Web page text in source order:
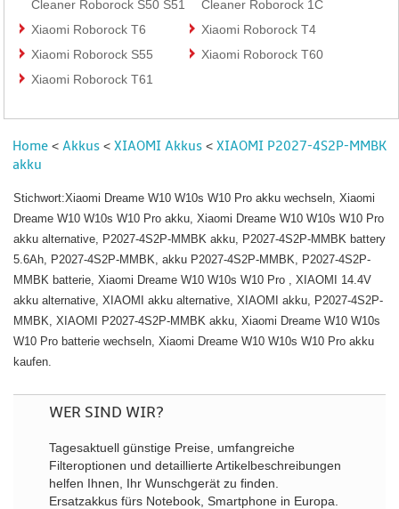
Cleaner Roborock S50 S51
Cleaner Roborock 1C
Xiaomi Roborock T6
Xiaomi Roborock T4
Xiaomi Roborock S55
Xiaomi Roborock T60
Xiaomi Roborock T61
Home < Akkus <XIAOMI Akkus <XIAOMI P2027-4S2P-MMBK
akku
Stichwort:Xiaomi Dreame W10 W10s W10 Pro akku wechseln, Xiaomi
Dreame W10 W10s W10 Pro akku, Xiaomi Dreame W10 W10s W10 Pro
akku alternative, P2027-4S2P-MMBK akku, P2027-4S2P-MMBK battery
5.6Ah, P2027-4S2P-MMBK, akku P2027-4S2P-MMBK, P2027-4S2P-
MMBK batterie, Xiaomi Dreame W10 W10s W10 Pro , XIAOMI 14.4V
akku alternative, XIAOMI akku alternative, XIAOMI akku, P2027-4S2P-
MMBK, XIAOMI P2027-4S2P-MMBK akku, Xiaomi Dreame W10 W10s
W10 Pro batterie wechseln, Xiaomi Dreame W10 W10s W10 Pro akku
kaufen.
WER SIND WIR?
Tagesaktuell günstige Preise, umfangreiche
Filteroptionen und detaillierte Artikelbeschreibungen
helfen Ihnen, Ihr Wunschgerät zu finden.
Ersatzakkus fürs Notebook, Smartphone in Europa.